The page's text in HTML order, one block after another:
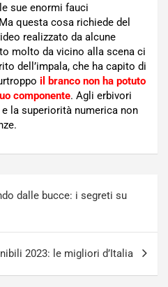
sue enormi fauci
questa cosa richiede del
realizzato da alcune
molto da vicino alla scena ci
dell’impala, che ha capito di
il branco non ha potuto
componente. Agli erbivori
la superiorità numerica non
dalle bucce: i segreti su
2023: le migliori d’Italia